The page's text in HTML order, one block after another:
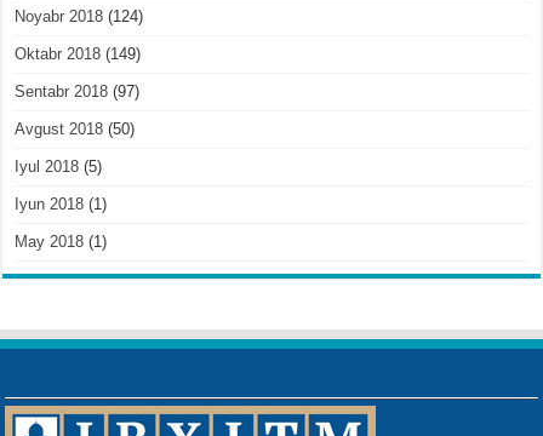
Noyabr 2018 (124)
Oktabr 2018 (149)
Sentabr 2018 (97)
Avgust 2018 (50)
Iyul 2018 (5)
Iyun 2018 (1)
May 2018 (1)